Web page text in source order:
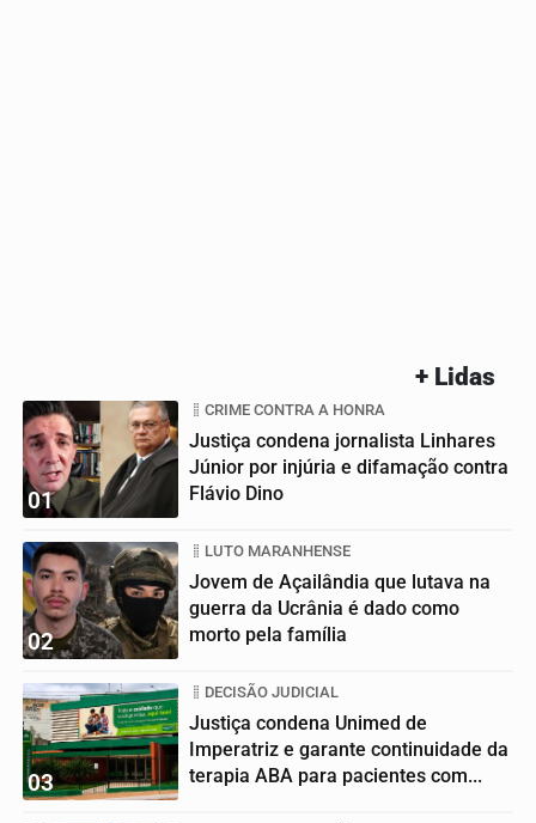
+ Lidas
01
CRIME CONTRA A HONRA
Justiça condena jornalista Linhares
Júnior por injúria e difamação contra
Flávio Dino
02
LUTO MARANHENSE
Jovem de Açailândia que lutava na
guerra da Ucrânia é dado como
morto pela família
03
DECISÃO JUDICIAL
Justiça condena Unimed de
Imperatriz e garante continuidade da
terapia ABA para pacientes com...